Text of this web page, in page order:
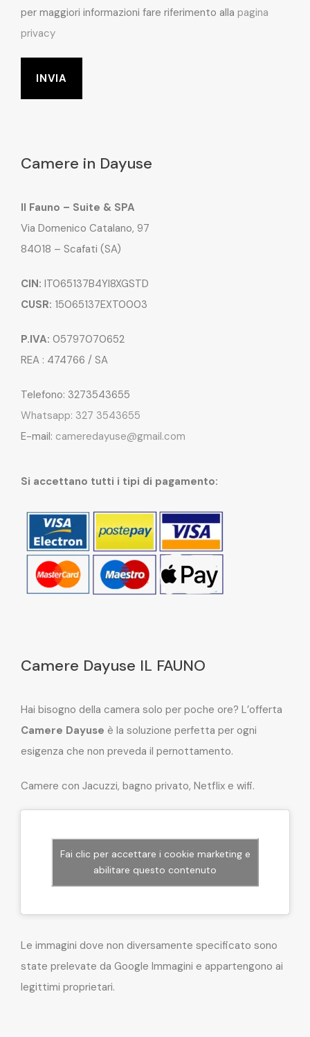
per maggiori informazioni fare riferimento alla pagina
privacy
Camere in Dayuse
Il Fauno – Suite & SPA
Via Domenico Catalano, 97
84018 – Scafati (SA)
CIN: IT065137B4YI8XGSTD
CUSR: 15065137EXT0003
P.IVA: 05797070652
REA : 474766 / SA
Telefono: 3273543655
Whatsapp: 327 3543655
E-mail: cameredayuse@gmail.com
Si accettano tutti i tipi di pagamento:
Camere Dayuse IL FAUNO
Hai bisogno della camera solo per poche ore? L’offerta
Camere Dayuse è la soluzione perfetta per ogni
esigenza che non preveda il pernottamento.
Camere con Jacuzzi, bagno privato, Netflix e wifi.
Fai clic per accettare i cookie marketing e
abilitare questo contenuto
Le immagini dove non diversamente specificato sono
state prelevate da Google Immagini e appartengono ai
legittimi proprietari.